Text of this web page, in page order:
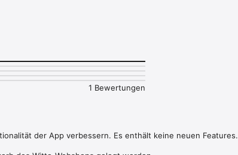
1 Bewertungen
der App verbessern. Es enthält keine neuen Features.